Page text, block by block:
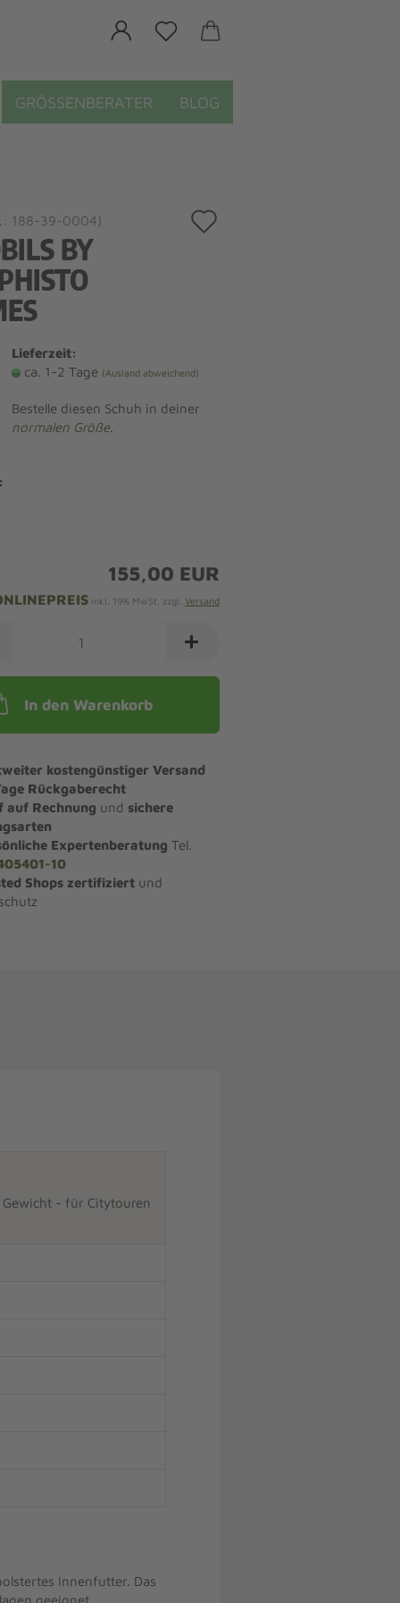
GRÖSSENBERATER BLOG
188-39-0004)
BY
Lieferzeit:
ca. 1-2 Tage (Ausland abweichend)
Bestelle diesen Schuh in deiner
normalen Größe.
155,00 EUR
inkl. 19% MwSt. zzgl. Versand
In den Warenkorb
kostengünstiger Versand
Rückgaberecht
auf Rechnung und sichere
Expertenberatung Tel.
10
Shops zertifiziertund
- für Citytouren
Innenfutter. Das
geeignet.